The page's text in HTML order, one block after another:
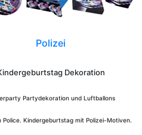
Polizei
Dekoration
Partydekoration und Luftballons
Police. Kindergeburtstag mit Polizei-Motiven.